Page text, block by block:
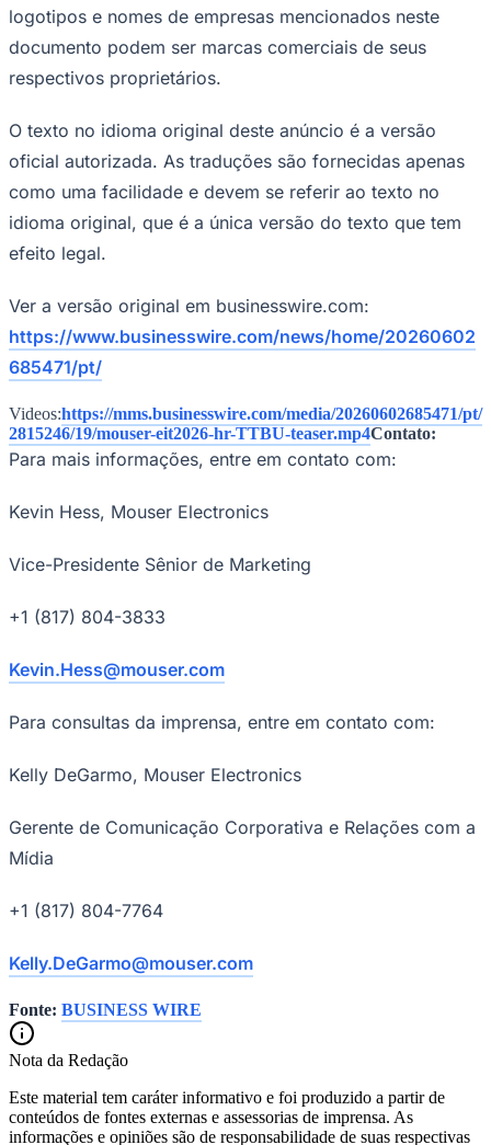
logotipos e nomes de empresas mencionados neste
documento podem ser marcas comerciais de seus
respectivos proprietários.
O texto no idioma original deste anúncio é a versão
oficial autorizada. As traduções são fornecidas apenas
como uma facilidade e devem se referir ao texto no
idioma original, que é a única versão do texto que tem
efeito legal.
Ver a versão original em businesswire.com:
https://www.businesswire.com/news/home/20260602
685471/pt/
Videos:https://mms.businesswire.com/media/20260602685471/pt/
2815246/19/mouser-eit2026-hr-TTBU-teaser.mp4Contato:
Para mais informações, entre em contato com:
Kevin Hess, Mouser Electronics
Vice-Presidente Sênior de Marketing
+1 (817) 804-3833
Kevin.Hess@mouser.com
Para consultas da imprensa, entre em contato com:
Kelly DeGarmo, Mouser Electronics
Gerente de Comunicação Corporativa e Relações com a
Mídia
+1 (817) 804-7764
Kelly.DeGarmo@mouser.com
Fonte: BUSINESS WIRE
Nota da Redação
Este material tem caráter informativo e foi produzido a partir de
conteúdos de fontes externas e assessorias de imprensa. As
informações e opiniões são de responsabilidade de suas respectivas